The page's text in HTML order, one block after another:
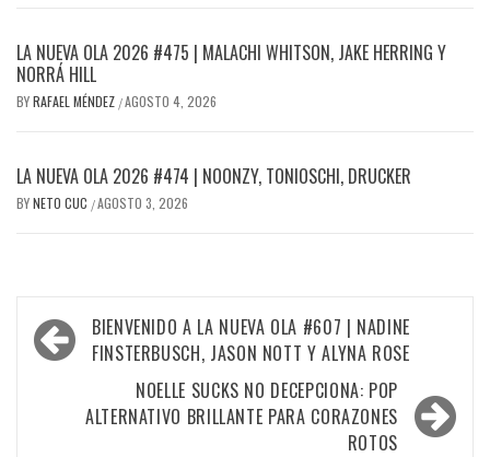
LA NUEVA OLA 2026 #475 | MALACHI WHITSON, JAKE HERRING Y
NORRÁ HILL
BYRAFAEL MÉNDEZ /AGOSTO 4, 2026
LA NUEVA OLA 2026 #474 | NOONZY, TONIOSCHI, DRUCKER
BYNETO CUC /AGOSTO 3, 2026
Navegación
de
entradas
BIENVENIDO A LA NUEVA OLA #607 | NADINE
FINSTERBUSCH, JASON NOTT Y ALYNA ROSE
NOELLE SUCKS NO DECEPCIONA: POP
ALTERNATIVO BRILLANTE PARA CORAZONES
ROTOS